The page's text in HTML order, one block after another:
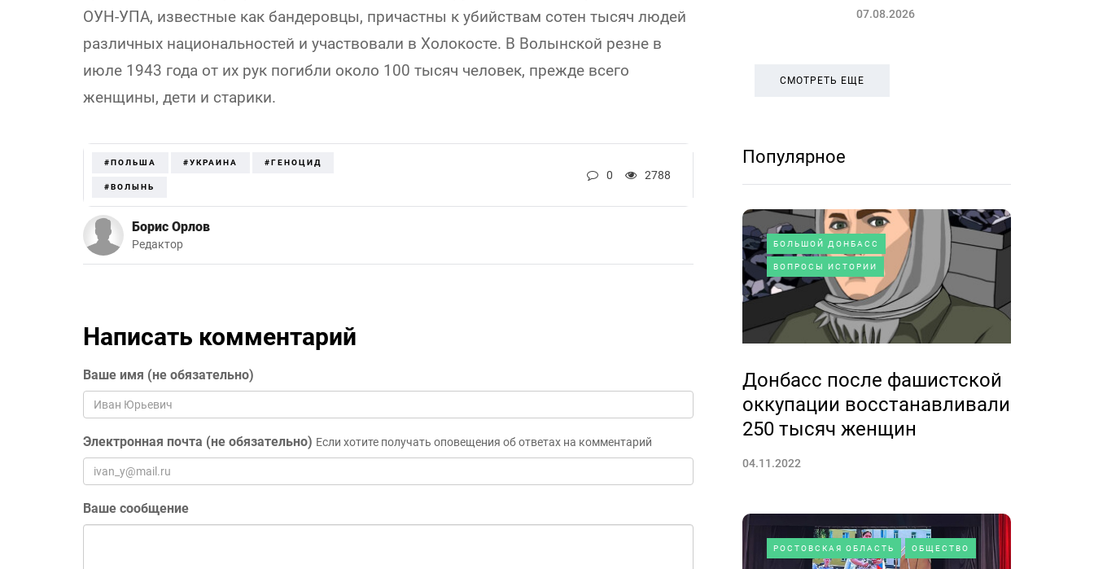
ОУН-УПА, известные как бандеровцы, причастны к убийствам сотен тысяч людей
различных национальностей и участвовали в Холокосте. В Волынской резне в
июле 1943 года от их рук погибли около 100 тысяч человек, прежде всего
женщины, дети и старики.
#ПОЛЬША #УКРАИНА #ГЕНОЦИД
#ВОЛЫНЬ
0 2788
Борис Орлов
Редактор
Написать комментарий
Ваше имя (не обязательно)
Электронная почта (не обязательно) Если хотите получать оповещения об ответах на комментарий
Ваше сообщение
07.08.2026
СМОТРЕТЬ ЕЩЕ
Популярное
БОЛЬШОЙ ДОНБАСС
ВОПРОСЫ ИСТОРИИ
Донбасс после фашистской
оккупации восстанавливали
250 тысяч женщин
04.11.2022
РОСТОВСКАЯ ОБЛАСТЬ ОБЩЕСТВО